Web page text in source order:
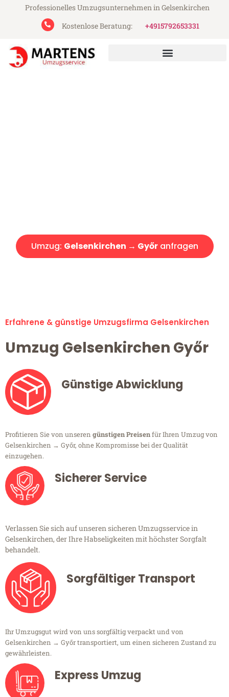
Professionelles Umzugsunternehmen in Gelsenkirchen
Kostenlose Beratung:
+4915792653331
Umzug: Gelsenkirchen → Győranfragen
Erfahrene & günstige Umzugsfirma Gelsenkirchen
Umzug Gelsenkirchen Győr
Günstige Abwicklung
Profitieren Sie von unseren günstigen Preisenfür Ihren Umzug von
Gelsenkirchen → Győr, ohne Kompromisse bei der Qualität
einzugehen.
Sicherer Service
Verlassen Sie sich auf unseren sicheren Umzugsservice in
Gelsenkirchen, der Ihre Habseligkeiten mit höchster Sorgfalt
behandelt.
Sorgfältiger Transport
Ihr Umzugsgut wird von uns sorgfältig verpackt und von
Gelsenkirchen → Győr transportiert, um einen sicheren Zustand zu
gewährleisten.
Express Umzug